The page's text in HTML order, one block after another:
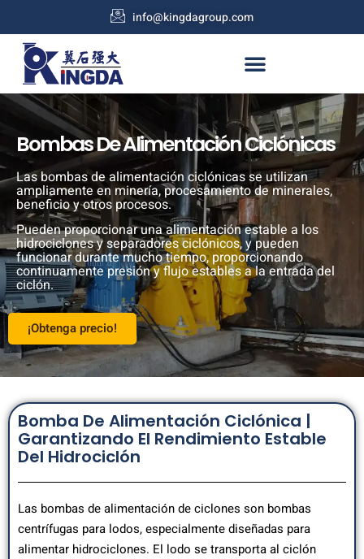
info@kingdagroup.com
Bombas De Alimentación Ciclónicas
Las bombas de alimentación ciclónicas se utilizan
ampliamente en minería, procesamiento de minerales,
beneficio y otros procesos.
Pueden proporcionar una alimentación estable a los
hidrociclones y separadores ciclónicos, y pueden
funcionar durante mucho tiempo, proporcionando
continuamente presión y flujo estables a la entrada del
ciclón.
¡Obtenga precio!
Bomba De Alimentación Ciclónica |
Garantizando El Rendimiento Estable
Del Hidrociclón
Las bombas de alimentación de ciclones son bombas
centrífugas para lodos, especialmente diseñadas para
alimentar hidrociclones. El lodo se transporta al ciclón